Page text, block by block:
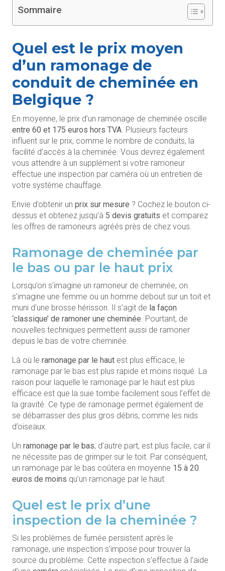
Sommaire
Quel est le prix moyen
d’un ramonage de
conduit de cheminée en
Belgique ?
En moyenne, le prix d’un ramonage de cheminée oscille
entre 60 et 175 euros hors TVA . Plusieurs facteurs
influent sur le prix, comme le nombre de conduits, la
facilité d’accès à la cheminée. Vous devrez également
vous attendre à un supplément si votre ramoneur
effectue une inspection par caméra où un entretien de
votre système chauffage.
Envie d’obtenir un prix sur mesure ? Cochez le bouton ci-
dessus et obtenez jusqu’à 5 devis gratuits et comparez
les offres de ramoneurs agréés près de chez vous.
Ramonage de cheminée par
le bas ou par le haut prix
Lorsqu’on s’imagine un ramoneur de cheminée, on
s’imagine une femme ou un homme debout sur un toit et
muni d’une brosse hérisson. Il s’agit de la façon
‘classique’ de ramoner une cheminée . Pourtant, de
nouvelles techniques permettent aussi de ramoner
depuis le bas de votre cheminée.
Là où le ramonage par le haut est plus efficace, le
ramonage par le bas est plus rapide et moins risqué. La
raison pour laquelle le ramonage par le haut est plus
efficace est que la suie tombe facilement sous l’effet de
la gravité. Ce type de ramonage permet également de
se débarrasser des plus gros débris, comme les nids
d’oiseaux.
Un ramonage par le bas, d’autre part, est plus facile, car il
ne nécessite pas de grimper sur le toit. Par conséquent,
un ramonage par le bas coûtera en moyenne 15 à 20
euros de moins qu’un ramonage par le haut.
Quel est le prix d’une
inspection de la cheminée ?
Si les problèmes de fumée persistent après le
ramonage, une inspection s’impose pour trouver la
source du problème. Cette inspection s’effectue à l’aide